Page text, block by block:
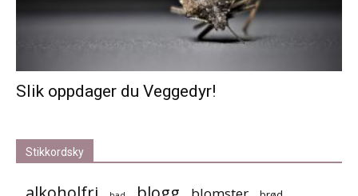
Slik oppdager du Veggedyr!
Stikkordsky